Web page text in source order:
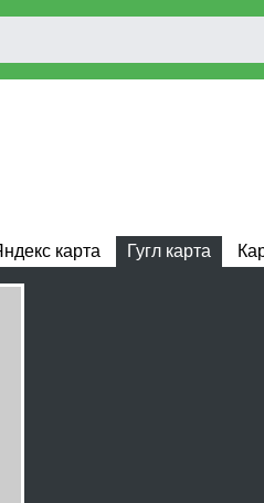
карта Гугл карта